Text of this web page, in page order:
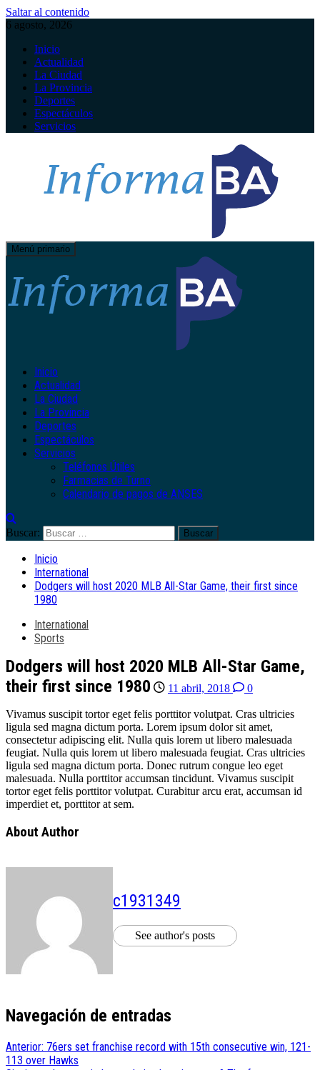
Saltar al contenido
6 agosto, 2026
Inicio
Actualidad
La Ciudad
La Provincia
Deportes
Espectáculos
Servicios
Menú primario
Inicio
Actualidad
La Ciudad
La Provincia
Deportes
Espectáculos
Servicios
Teléfonos Útiles
Farmacias de Turno
Calendario de pagos de ANSES
Buscar:
Inicio
International
Dodgers will host 2020 MLB All-Star Game, their first since
1980
International
Sports
Dodgers will host 2020 MLB All-Star Game,
their first since 1980
11 abril, 2018 0
Vivamus suscipit tortor eget felis porttitor volutpat. Cras ultricies
ligula sed magna dictum porta. Lorem ipsum dolor sit amet,
consectetur adipiscing elit. Nulla quis lorem ut libero malesuada
feugiat. Nulla quis lorem ut libero malesuada feugiat. Cras ultricies
ligula sed magna dictum porta. Donec rutrum congue leo eget
malesuada. Nulla porttitor accumsan tincidunt. Vivamus suscipit
tortor eget felis porttitor volutpat. Curabitur arcu erat, accumsan id
imperdiet et, porttitor at sem.
About Author
c1931349
See author's posts
Navegación de entradas
Anterior: 76ers set franchise record with 15th consecutive win, 121-
113 over Hawks